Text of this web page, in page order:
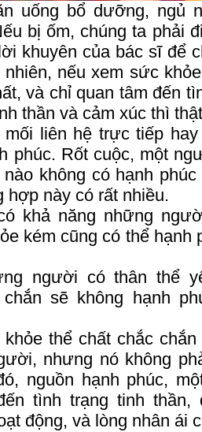
uống bổ dưỡng, ngủ
bị ốm, chúng ta phải
khuyên của bác sĩ để
nhiên, nếu xem sức
và chỉ quan tâm đến
thần và cảm xúc thì
liên hệ trực tiếp
phúc. Rốt cuộc, một
không có hạnh
này có rất nhiều.
khả năng những
kém cũng có thể hạnh
người có thân thể
sẽ không hạnh
thể chất chắc chắn
nhưng nó không
nguồn hạnh phúc,
tình trạng tinh thần,
động, và lòng nhân ái